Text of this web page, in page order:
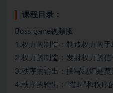
课程目录：
Boss game视频版
1.权力的制造：制造权力的手
2.权力的制造：发射权力的信
3.秩序的输出：撰写规矩是
4.秩序的输出：“惜时”和秩序